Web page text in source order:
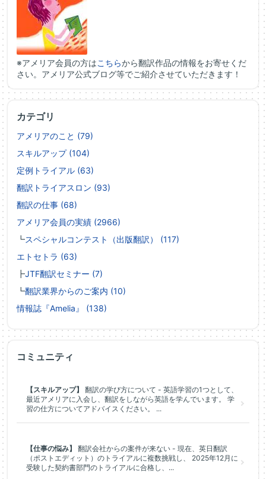
※アメリア会員の方はこちらから翻訳作品の情報をお寄せくだ
さい。アメリア公式ブログ等でご紹介させていただきます！
カテゴリ
アメリアのこと (79)
スキルアップ (104)
定例トライアル (63)
翻訳トライアスロン (93)
翻訳の仕事 (68)
アメリア会員の実績 (2966)
┗スペシャルコンテスト（出版翻訳） (117)
エトセトラ (63)
┣JTF翻訳セミナー (7)
┗翻訳業界からのご案内 (10)
情報誌『Amelia』 (138)
コミュニティ
【スキルアップ】
翻訳の学び方について - 英語学習の1つとして、
最近アメリアに入会し、翻訳をしながら英語を学んでいます。 学
習の仕方についてアドバイスください。 ...
【仕事の悩み】
翻訳会社からの案件が来ない - 現在、英日翻訳
（ポストエディット）のトライアルに複数挑戦し、 2025年12月に
受験した契約書部門のトライアルに合格し、...